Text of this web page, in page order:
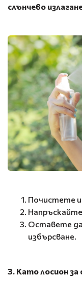
слънчево
Почистете
Оставете
избърсване.
3. Като лосион за